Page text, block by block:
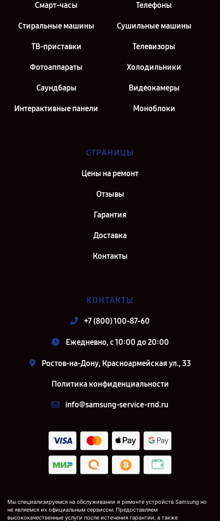
Смарт-часы Телефоны
Стиральные машины Сушильные машины
ТВ-приставки Телевизоры
Фотоаппараты Холодильники
Саундбары Видеокамеры
Интерактивные панели Моноблоки
СТРАНИЦЫ
Цены на ремонт
Отзывы
Гарантия
Доставка
Контакты
КОНТАКТЫ
+7 (800) 100-87-60
Ежедневно, с 10:00 до 20:00
Ростов-на-Дону, Красноармейская ул., 33
Политика конфиденциальности
info@samsung-service-rnd.ru
Мы специализируемся на обслуживании и ремонте устройств Samsung но
не являемся их официальным сервисом. Предоставляем
высококачественные услуги после истечения гарантии, а также